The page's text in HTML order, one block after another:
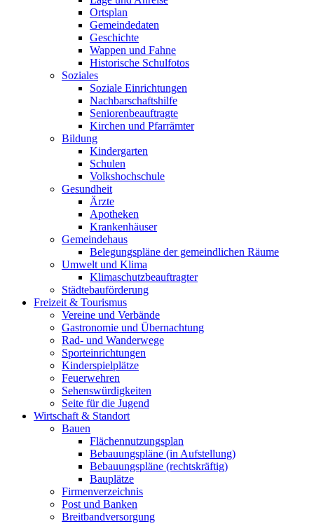
Ortsplan
Gemeindedaten
Geschichte
Wappen und Fahne
Historische Schulfotos
Soziales
Soziale Einrichtungen
Nachbarschaftshilfe
Seniorenbeauftragte
Kirchen und Pfarrämter
Bildung
Kindergarten
Schulen
Volkshochschule
Gesundheit
Ärzte
Apotheken
Krankenhäuser
Gemeindehaus
Belegungspläne der gemeindlichen Räume
Umwelt und Klima
Klimaschutzbeauftragter
Städtebauförderung
Freizeit & Tourismus
Vereine und Verbände
Gastronomie und Übernachtung
Rad- und Wanderwege
Sporteinrichtungen
Kinderspielplätze
Feuerwehren
Sehenswürdigkeiten
Seite für die Jugend
Wirtschaft & Standort
Bauen
Flächennutzungsplan
Bebauungspläne (in Aufstellung)
Bebauungspläne (rechtskräftig)
Bauplätze
Firmenverzeichnis
Post und Banken
Breitbandversorgung